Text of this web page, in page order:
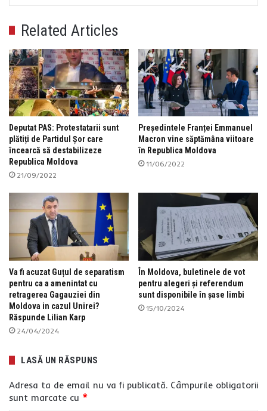
Related Articles
Deputat PAS: Protestatarii sunt
plătiți de Partidul Șor care
încearcă să destabilizeze
Republica Moldova
21/09/2022
Președintele Franței Emmanuel
Macron vine săptămâna viitoare
în Republica Moldova
11/06/2022
Va fi acuzat Guțul de separatism
pentru ca a amenintat cu
retragerea Gagauziei din
Moldova in cazul Unirei?
Răspunde Lilian Karp
24/04/2024
În Moldova, buletinele de vot
pentru alegeri și referendum
sunt disponibile în șase limbi
15/10/2024
LASĂ UN RĂSPUNS
Adresa ta de email nu va fi publicată. Câmpurile obligatorii
sunt marcate cu *